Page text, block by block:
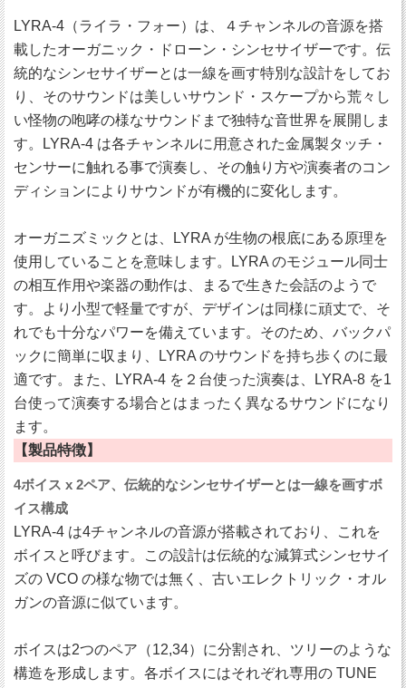
LYRA-4（ライラ・フォー）は、４チャンネルの音源を搭
載したオーガニック・ドローン・シンセサイザーです。伝
統的なシンセサイザーとは一線を画す特別な設計をしてお
り、そのサウンドは美しいサウンド・スケープから荒々し
い怪物の咆哮の様なサウンドまで独特な音世界を展開しま
す。LYRA-4 は各チャンネルに用意された金属製タッチ・
センサーに触れる事で演奏し、その触り方や演奏者のコン
ディションによりサウンドが有機的に変化します。
オーガニズミックとは、LYRA が生物の根底にある原理を
使用していることを意味します。LYRA のモジュール同士
の相互作用や楽器の動作は、まるで生きた会話のようで
す。より小型で軽量ですが、デザインは同様に頑丈で、そ
れでも十分なパワーを備えています。そのため、バックパ
ックに簡単に収まり、LYRA のサウンドを持ち歩くのに最
適です。また、LYRA-4 を２台使った演奏は、LYRA-8 を1
台使って演奏する場合とはまったく異なるサウンドになり
ます。
【製品特徴】
4ボイス x 2ペア、伝統的なシンセサイザーとは一線を画すボ
イス構成
LYRA-4 は4チャンネルの音源が搭載されており、これを
ボイスと呼びます。この設計は伝統的な減算式シンセサイ
ズの VCO の様な物では無く、古いエレクトリック・オル
ガンの音源に似ています。
ボイスは2つのペア（12,34）に分割され、ツリーのような
構造を形成します。各ボイスにはそれぞれ専用の TUNE